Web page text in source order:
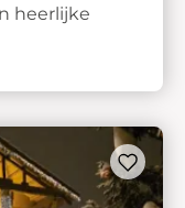
heerlijke